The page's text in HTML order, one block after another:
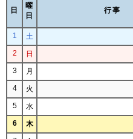
日
曜
日
行事
1
土
2
日
3
月
4
火
5
水
6
木